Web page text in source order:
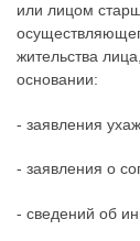
или лицом
жительства
основании:
- заявления
- заявления о
- сведений об